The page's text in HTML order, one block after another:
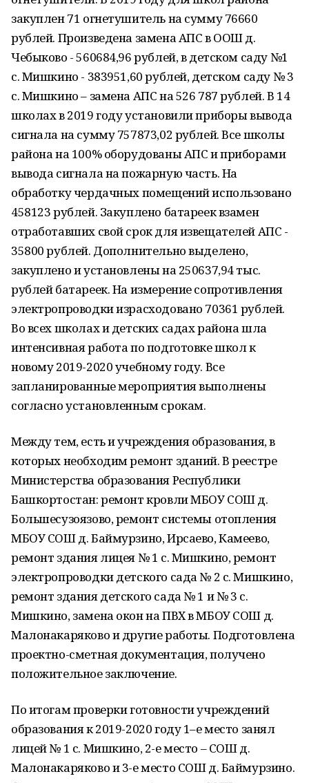
закуплен 71 огнетушитель на сумму 76660
рублей. Произведена замена АПС в ООШ д.
Чебыково - 560684,96 рублей, в детском саду №1
с. Мишкино - 383951,60 рублей, детском саду № 3
с. Мишкино – замена АПС на 526 787 рублей. В 14
школах в 2019 году установили приборы вывода
сигнала на сумму 757873,02 рублей. Все школы
района на 100% оборудованы АПС и приборами
вывода сигнала на пожарную часть. На
обработку чердачных помещений использовано
458123 рублей. Закуплено батареек взамен
отработавших свой срок для извещателей АПС -
35800 рублей. Дополнительно выделено,
закуплено и установлены на 250637,94 тыс.
рублей батареек. На измерение сопротивления
электропроводки израсходовано 70361 рублей.
Во всех школах и детских садах района шла
интенсивная работа по подготовке школ к
новому 2019-2020 учебному году. Все
запланированные мероприятия выполнены
согласно установленным срокам.
Между тем, есть и учреждения образования, в
которых необходим ремонт зданий. В реестре
Министерства образования Республики
Башкортостан: ремонт кровли МБОУ СОШ д.
Большесузоязово, ремонт системы отопления
МБОУ СОШ д. Баймурзино, Ирсаево, Камеево,
ремонт здания лицея № 1 с. Мишкино, ремонт
электропроводки детского сада № 2 с. Мишкино,
ремонт здания детского сада № 1 и № 3 с.
Мишкино, замена окон на ПВХ в МБОУ СОШ д.
Малонакаряково и другие работы. Подготовлена
проектно-сметная документация, получено
положительное заключение.
По итогам проверки готовности учреждений
образования к 2019-2020 году 1–е место занял
лицей № 1 с. Мишкино, 2-е место – СОШ д.
Малонакаряково и 3-е место СОШ д. Баймурзино.